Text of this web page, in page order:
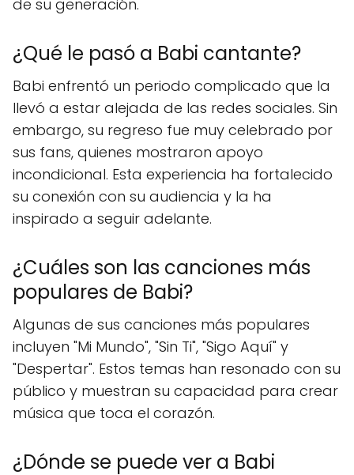
de su generación.
¿Qué le pasó a Babi cantante?
Babi enfrentó un periodo complicado que la
llevó a estar alejada de las redes sociales. Sin
embargo, su regreso fue muy celebrado por
sus fans, quienes mostraron apoyo
incondicional. Esta experiencia ha fortalecido
su conexión con su audiencia y la ha
inspirado a seguir adelante.
¿Cuáles son las canciones más
populares de Babi?
Algunas de sus canciones más populares
incluyen "Mi Mundo", "Sin Ti", "Sigo Aquí" y
"Despertar". Estos temas han resonado con su
público y muestran su capacidad para crear
música que toca el corazón.
¿Dónde se puede ver a Babi